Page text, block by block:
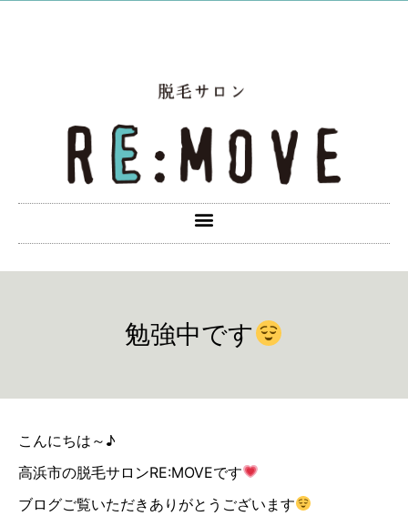
勉強中です
こんにちは～♪
高浜市の脱毛サロンRE:MOVEです
ブログご覧いただきありがとうございます